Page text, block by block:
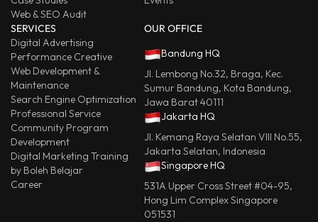
Web & SEO Audit
SERVICES
Digital Advertising
Performance Creative
Web Development &
Maintenance
Search Engine Optimization
Professional Service
Community Program
Development
Digital Marketing Training
by Boleh Belajar
Career
OUR OFFICE
Bandung HQ
Jl. Lembong No.32, Braga, Kec.
Sumur Bandung, Kota Bandung,
Jawa Barat 40111
Jakarta HQ
Jl. Kemang Raya Selatan VIII No.55,
Jakarta Selatan, Indonesia
Singapore HQ
531A Upper Cross Street #04-95,
Hong Lim Complex Singapore
051531